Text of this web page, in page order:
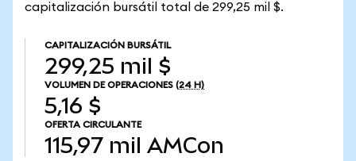
capitalización bursátil total de 299,25 mil $.
CAPITALIZACIÓN BURSÁTIL
299,25 mil $
VOLUMEN DE OPERACIONES (24 H)
5,16 $
OFERTA CIRCULANTE
115,97 mil AMCon